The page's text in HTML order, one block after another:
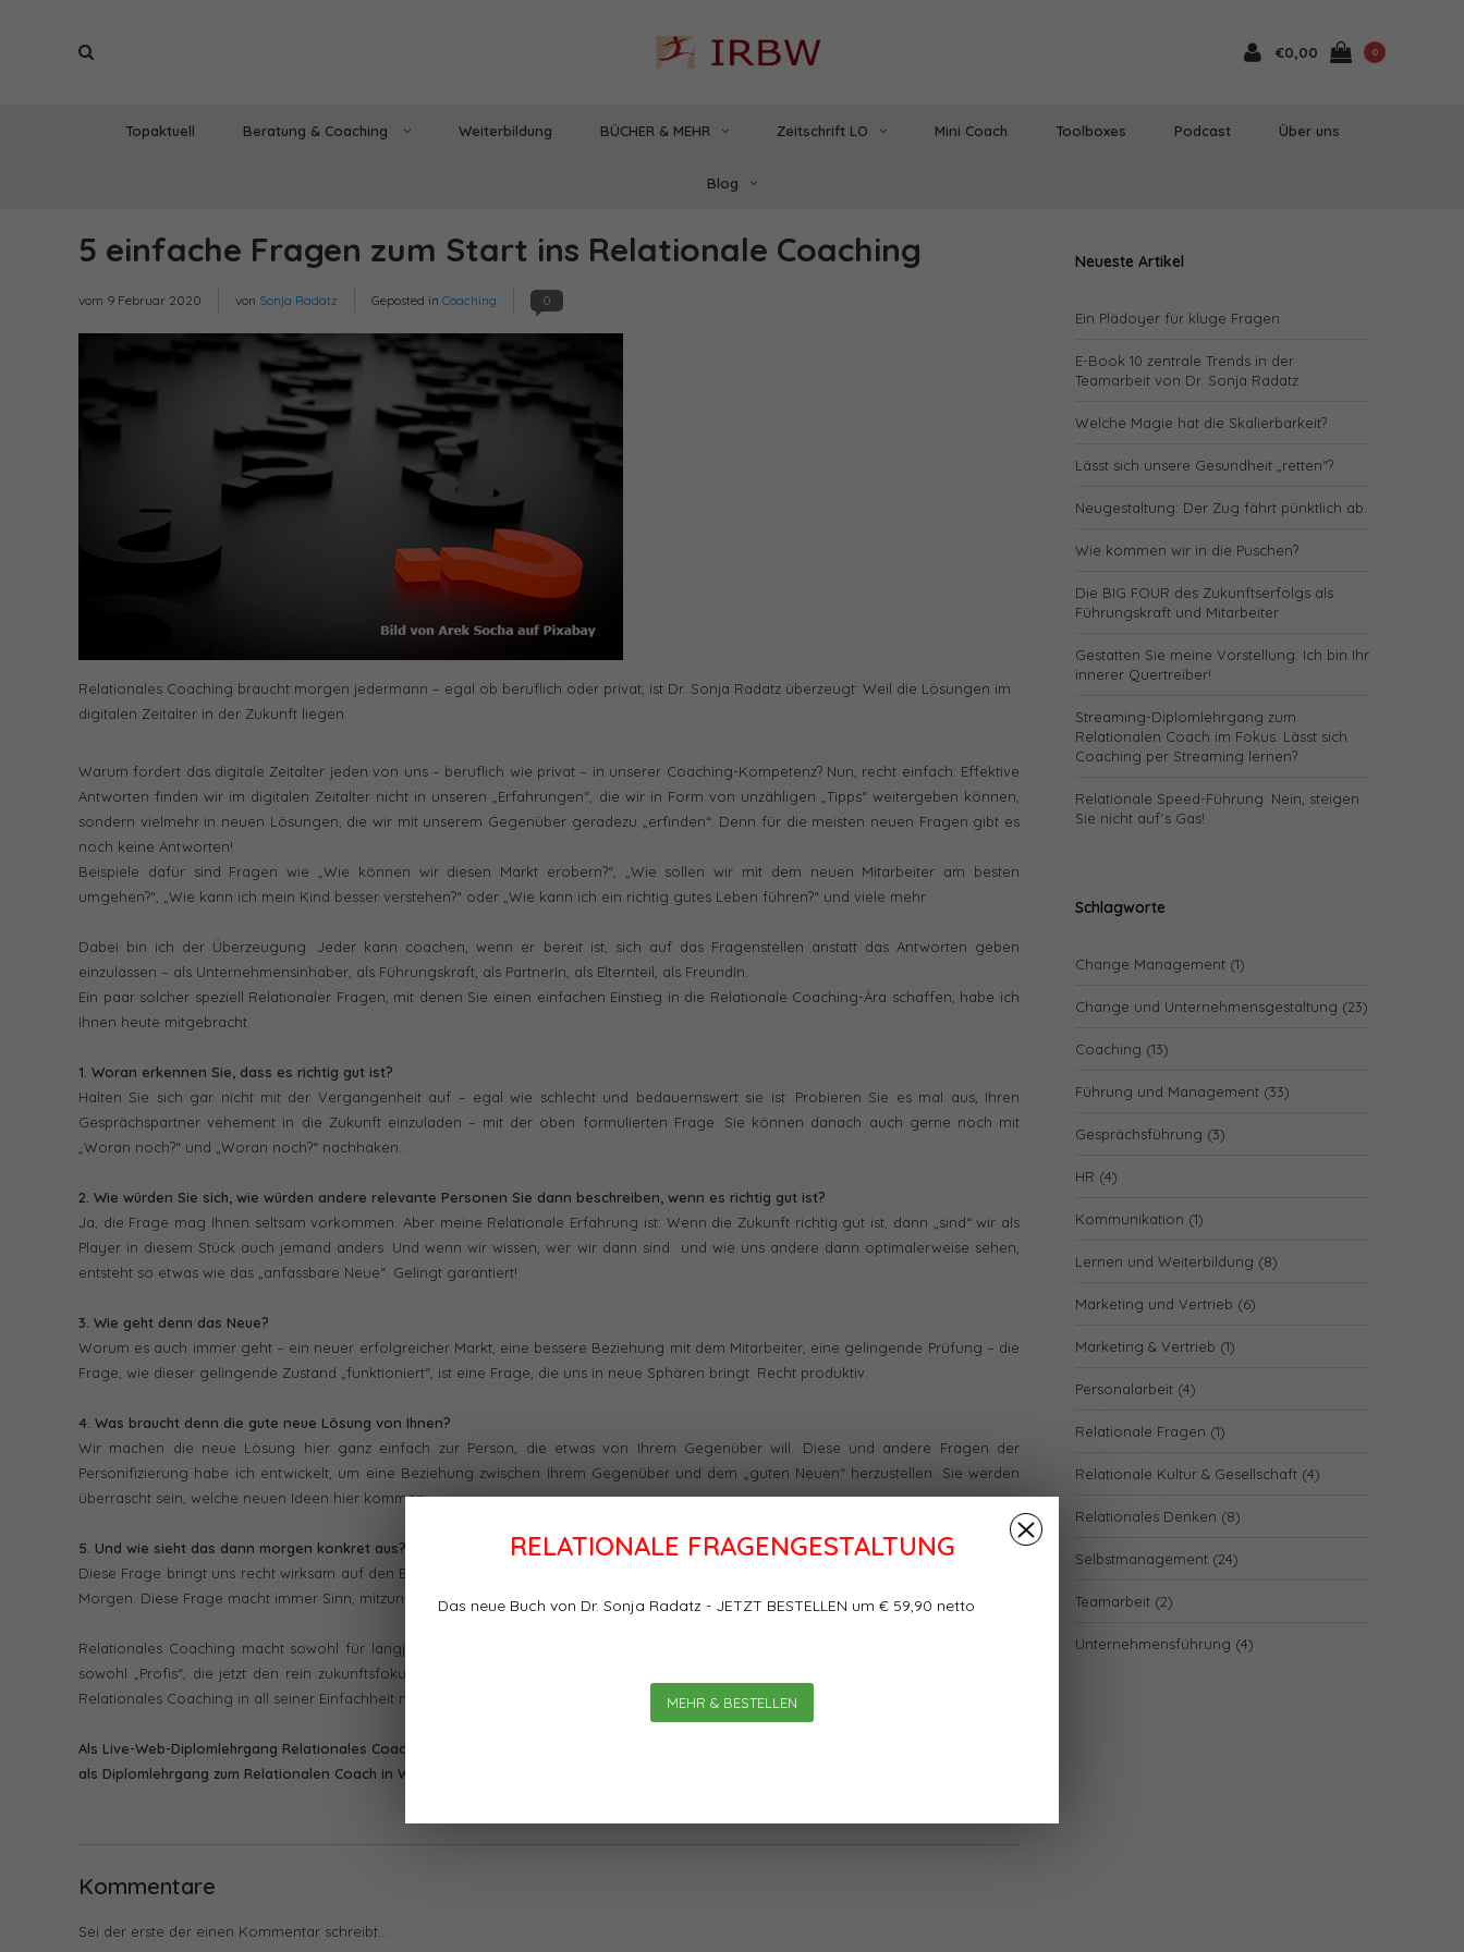
RELATIONALE FRAGENGESTALTUNG
Das neue Buch von Dr. Sonja Radatz - JETZT BESTELLEN um € 59,90 netto
MEHR & BESTELLEN
€0,00 0
Topaktuell Beratung & Coaching Weiterbildung BÜCHER & MEHR Zeitschrift LO Mini Coach Toolboxes Podcast Über uns
Blog
5 einfache Fragen zum Start ins Relationale Coaching
vom 9 Februar 2020 von Sonja Radatz Geposted in Coaching 0
Relationales Coaching braucht morgen jedermann – egal ob beruflich oder privat, ist Dr. Sonja Radatz überzeugt: Weil die Lösungen im
digitalen Zeitalter in der Zukunft liegen.
Warum fordert das digitale Zeitalter jeden von uns – beruflich wie privat – in unserer Coaching-Kompetenz? Nun, recht einfach: Effektive
Antworten finden wir im digitalen Zeitalter nicht in unseren „Erfahrungen“, die wir in Form von unzähligen „Tipps“ weitergeben können,
sondern vielmehr in neuen Lösungen, die wir mit unserem Gegenüber geradezu „erfinden“. Denn für die meisten neuen Fragen gibt es
noch keine Antworten!
Beispiele dafür sind Fragen wie „Wie können wir diesen Markt erobern?“, „Wie sollen wir mit dem neuen Mitarbeiter am besten
umgehen?“, „Wie kann ich mein Kind besser verstehen?“ oder „Wie kann ich ein richtig gutes Leben führen?“ und viele mehr.
Dabei bin ich der Überzeugung: Jeder kann coachen, wenn er bereit ist, sich auf das Fragenstellen anstatt das Antworten geben
einzulassen – als Unternehmensinhaber, als Führungskraft, als PartnerIn, als Elternteil, als FreundIn.
Ein paar solcher speziell Relationaler Fragen, mit denen Sie einen einfachen Einstieg in die Relationale Coaching-Ära schaffen, habe ich
Ihnen heute mitgebracht.
1. Woran erkennen Sie, dass es richtig gut ist?
Halten Sie sich gar nicht mit der Vergangenheit auf – egal wie schlecht und bedauernswert sie ist. Probieren Sie es mal aus, Ihren
Gesprächspartner vehement in die Zukunft einzuladen – mit der oben formulierten Frage. Sie können danach auch gerne noch mit
„Woran noch?“ und „Woran noch?“ nachhaken…
2. Wie würden Sie sich, wie würden andere relevante Personen Sie dann beschreiben, wenn es richtig gut ist?
Ja, die Frage mag Ihnen seltsam vorkommen. Aber meine Relationale Erfahrung ist: Wenn die Zukunft richtig gut ist, dann „sind“ wir als
Player in diesem Stück auch jemand anders. Und wenn wir wissen, wer wir dann sind und wie uns andere dann optimalerweise sehen,
entsteht so etwas wie das „anfassbare Neue“. Gelingt garantiert!
3. Wie geht denn das Neue?
Worum es auch immer geht – ein neuer erfolgreicher Markt, eine bessere Beziehung mit dem Mitarbeiter, eine gelingende Prüfung – die
Frage, wie dieser gelingende Zustand „funktioniert“, ist eine Frage, die uns in neue Sphären bringt. Recht produktiv.
4. Was braucht denn die gute neue Lösung von Ihnen?
Wir machen die neue Lösung hier ganz einfach zur Person, die etwas von Ihrem Gegenüber will. Diese und andere Fragen der
Personifizierung habe ich entwickelt, um eine Beziehung zwischen Ihrem Gegenüber und dem „guten Neuen“ herzustellen. Sie werden
überrascht sein, welche neuen Ideen hier kommen.
5. Und wie sieht das dann morgen konkret aus?
Diese Frage bringt uns recht wirksam auf den Boden der Aktualität – aber auf einem anderen Level. Nun geht es um das konkrete neue
Morgen. Diese Frage macht immer Sinn, mitzunehmen!
Relationales Coaching macht sowohl für langjährige Coaches als auch für Neueinsteiger einen echten Unterschied. Daher haben wir
sowohl „Profis“, die jetzt den rein zukunftsfokussierten, genial anderen Coaching-Ansatz kennen lernen wollen, als auch Neulinge, die
Relationales Coaching in all seiner Einfachheit nutzen wollen, in unseren Relationalen Lehrgängen.
Als Live-Web-Diplomlehrgang Relationales Coaching
als Diplomlehrgang zum Relationalen Coach in Wien, Schloss Schönbrunn
Kommentare
Sei der erste der einen Kommentar schreibt....
Neueste Artikel
Ein Plädoyer für kluge Fragen
E-Book 10 zentrale Trends in der
Teamarbeit von Dr. Sonja Radatz
Welche Magie hat die Skalierbarkeit?
Lässt sich unsere Gesundheit „retten“?
Neugestaltung: Der Zug fährt pünktlich ab.
Wie kommen wir in die Puschen?
Die BIG FOUR des Zukunftserfolgs als
Führungskraft und Mitarbeiter
Gestatten Sie meine Vorstellung: Ich bin Ihr
innerer Quertreiber!
Streaming-Diplomlehrgang zum
Relationalen Coach im Fokus: Lässt sich
Coaching per Streaming lernen?
Relationale Speed-Führung: Nein, steigen
Sie nicht auf´s Gas!
Schlagworte
Change Management (1)
Change und Unternehmensgestaltung (23)
Coaching (13)
Führung und Management (33)
Gesprächsführung (3)
HR (4)
Kommunikation (1)
Lernen und Weiterbildung (8)
Marketing und Vertrieb (6)
Marketing & Vertrieb (1)
Personalarbeit (4)
Relationale Fragen (1)
Relationale Kultur & Gesellschaft (4)
Relationales Denken (8)
Selbstmanagement (24)
Teamarbeit (2)
Unternehmensführung (4)